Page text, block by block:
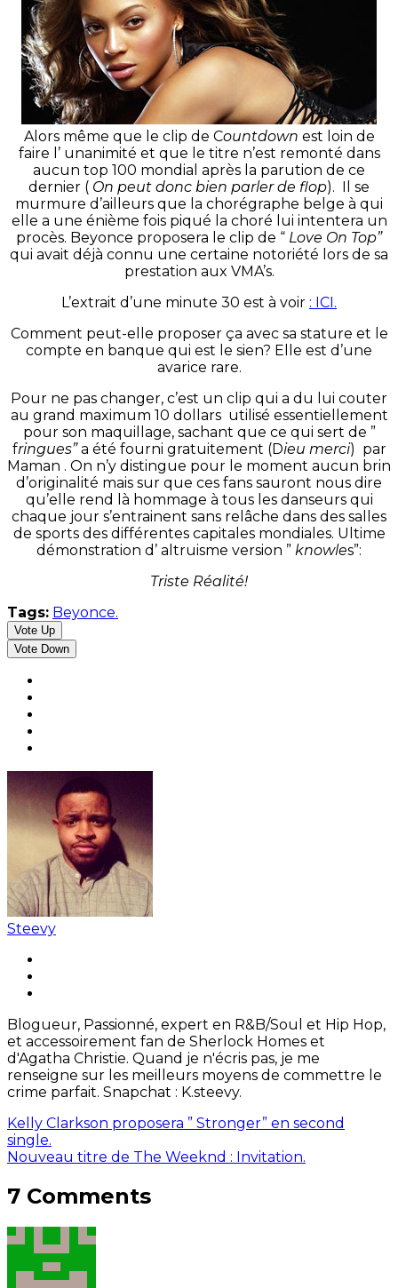
Alors même que le clip de Countdown est loin de
faire l’ unanimité et que le titre n’est remonté dans
aucun top 100 mondial après la parution de ce
dernier ( On peut donc bien parler de flop). Il se
murmure d’ailleurs que la chorégraphe belge à qui
elle a une énième fois piqué la choré lui intentera un
procès. Beyonce proposera le clip de “ Love On Top”
qui avait déjà connu une certaine notoriété lors de sa
prestation aux VMA’s.
L’extrait d’une minute 30 est à voir : ICI.
Comment peut-elle proposer ça avec sa stature et le
compte en banque qui est le sien? Elle est d’une
avarice rare.
Pour ne pas changer, c’est un clip qui a du lui couter
au grand maximum 10 dollars utilisé essentiellement
pour son maquillage, sachant que ce qui sert de ”
fringues”a été fourni gratuitement (Dieu merci) par
Maman . On n’y distingue pour le moment aucun brin
d’originalité mais sur que ces fans sauront nous dire
qu’elle rend là hommage à tous les danseurs qui
chaque jour s’entrainent sans relâche dans des salles
de sports des différentes capitales mondiales. Ultime
démonstration d’ altruisme version ” knowles”:
Triste Réalité!
Tags: Beyonce.
Vote Up
Vote Down
Steevy
Blogueur, Passionné, expert en R&B/Soul et Hip Hop,
et accessoirement fan de Sherlock Homes et
d'Agatha Christie. Quand je n'écris pas, je me
renseigne sur les meilleurs moyens de commettre le
crime parfait. Snapchat : K.steevy.
Kelly Clarkson proposera ” Stronger” en second
single.
Nouveau titre de The Weeknd : Invitation.
7 Comments